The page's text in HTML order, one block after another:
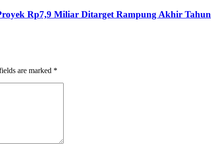
Rp7,9 Miliar Ditarget Rampung Akhir Tahun
are marked *